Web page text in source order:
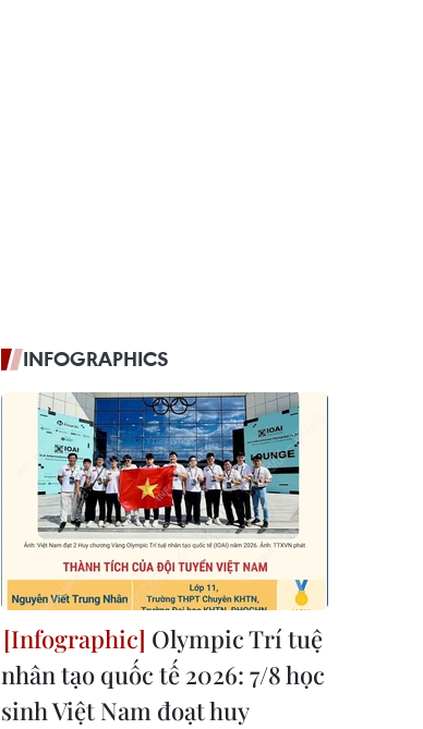
INFOGRAPHICS
Olympic Trí tuệ
nhân tạo quốc tế 2026: 7/8 học
sinh Việt Nam đoạt huy